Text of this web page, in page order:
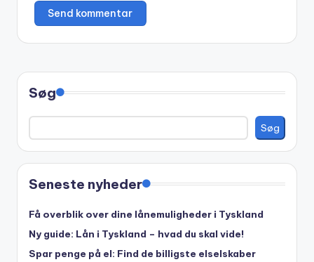
Søg
Søg
Seneste nyheder
Få overblik over dine lånemuligheder i Tyskland
Ny guide: Lån i Tyskland – hvad du skal vide!
Spar penge på el: Find de billigste elselskaber